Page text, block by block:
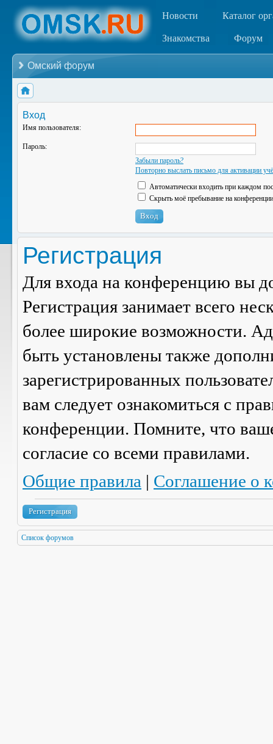
Новости Каталог
Знакомства Форум
Омский форум
Вход
Имя пользователя:
Пароль:
Забыли пароль?
Повторно выслать письмо для активации
Автоматически входить при каждом
Скрыть моё пребывание на
Регистрация
Для входа на конференцию вы
Регистрация занимает всего
более широкие возможности.
быть установлены также
зарегистрированных
вам следует ознакомиться с
конференции. Помните, что
согласие со всеми правилами.
Общие правила | Соглашение о
Регистрация
Список форумов